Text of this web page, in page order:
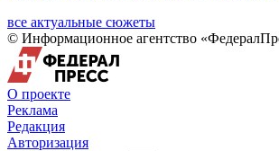
все актуальные сюжеты
© Информационное агентство
О проекте
Реклама
Редакция
Авторизация